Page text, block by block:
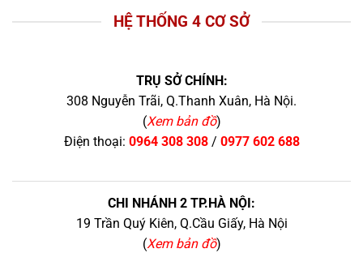
HỆ THỐNG 4 CƠ SỞ
TRỤ SỞ CHÍNH:
308 Nguyễn Trãi, Q.Thanh Xuân, Hà Nội.
(Xem bản đồ)
Điện thoại: 0964 308 308/ 0977 602 688
CHI NHÁNH 2 TP.HÀ NỘI:
19 Trần Quý Kiên, Q.Cầu Giấy, Hà Nội
(Xem bản đồ)